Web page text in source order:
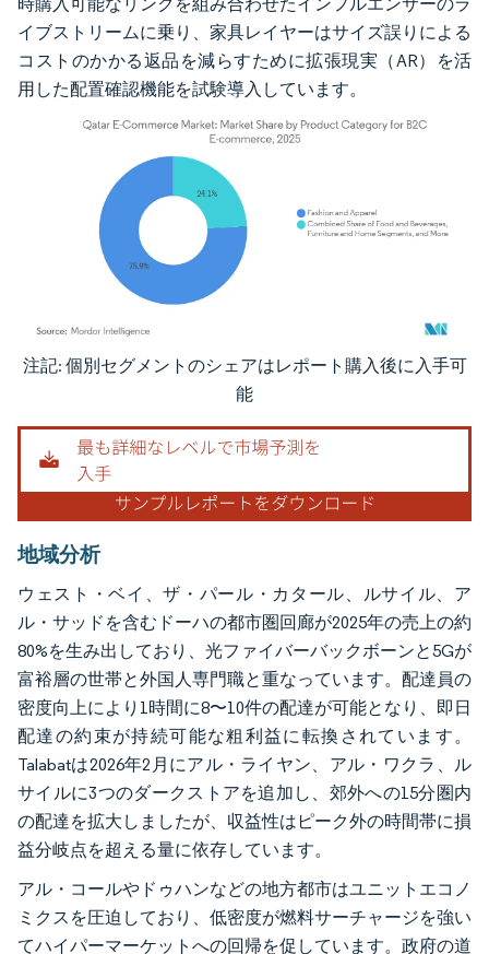
イブストリームに乗り、家具レイヤーはサイズ誤りによる
コストのかかる返品を減らすために拡張現実（AR）を活
用した配置確認機能を試験導入しています。
画像 © Mordor Intelligence。再利用にはCC BY 4.0の表示が必要です。
注記: 個別セグメントのシェアはレポート購入後に入手可
能
地域分析
ウェスト・ベイ、ザ・パール・カタール、ルサイル、ア
ル・サッドを含むドーハの都市圏回廊が2025年の売上の約
80%を生み出しており、光ファイバーバックボーンと5Gが
富裕層の世帯と外国人専門職と重なっています。配達員の
密度向上により1時間に8〜10件の配達が可能となり、即日
配達の約束が持続可能な粗利益に転換されています。
Talabatは2026年2月にアル・ライヤン、アル・ワクラ、ル
サイルに3つのダークストアを追加し、郊外への15分圏内
の配達を拡大しましたが、収益性はピーク外の時間帯に損
益分岐点を超える量に依存しています。
アル・コールやドゥハンなどの地方都市はユニットエコノ
ミクスを圧迫しており、低密度が燃料サーチャージを強い
てハイパーマーケットへの回帰を促しています。政府の道